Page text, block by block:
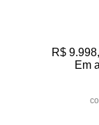
R$ 9.998,
Em